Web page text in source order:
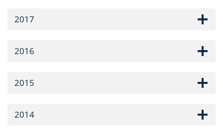
2017
2016
2015
2014